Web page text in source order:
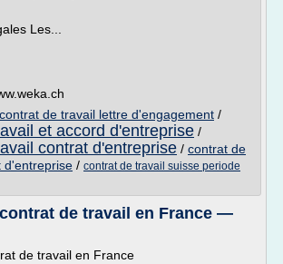
Les...
contrat de travail lettre d'engagement /
et accord d'entreprise /
contrat d'entreprise / contrat de
d'entreprise / contrat de travail suisse periode
de travail en France —
de travail en France